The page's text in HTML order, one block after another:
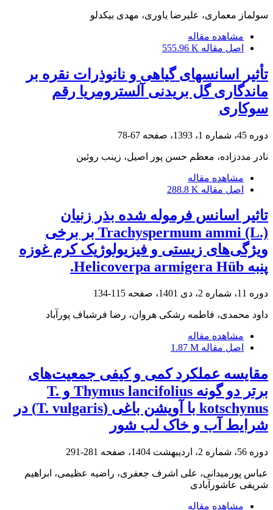
سولماز معماری، علیرضا یاوری، مهدی بیکدلو
مشاهده مقاله
اصل مقاله 555.96 K
تأثیر اسانس‏های گیاهی و نانوذرات نقره بر
ماندگاری گل ‏بریدنی آلسترومریا رقم
سوکاری
دوره 45، شماره 1، 1393، صفحه 67-78
نادر مددزاده، معظم حسن پور اصیل، زینب روئین
مشاهده مقاله
اصل مقاله 288.8 K
تاثیر اسانس فرموله شده بذر زنیان
Trachyspermum ammi (L.) بر برخی
ویژگی‌های زیستی و فیزیولوژیک کرم غوزه
پنبه Helicoverpa armigera Hüb.
دوره 11، شماره 2، دی 1401، صفحه 115-134
داود محمدی، فاطمه رشکی هروان، رضا فرشباف پورآباد
مشاهده مقاله
اصل مقاله 1.87 M
مقایسه عملکرد کمی و کیفی جمعیت‌های
برتر دو گونه Thymus lancifolius و T.
kotschynus با آویشن باغی (T. vulgaris) در
شرایط آب و خاک لب شور
دوره 56، شماره 2، اردیبهشت 1404، صفحه 281-291
عباس پورمیدانی، علی اشرف جعفری، راضیه عظیمی، ابراهیم
شریفی عاشورآبادی
مشاهده مقاله